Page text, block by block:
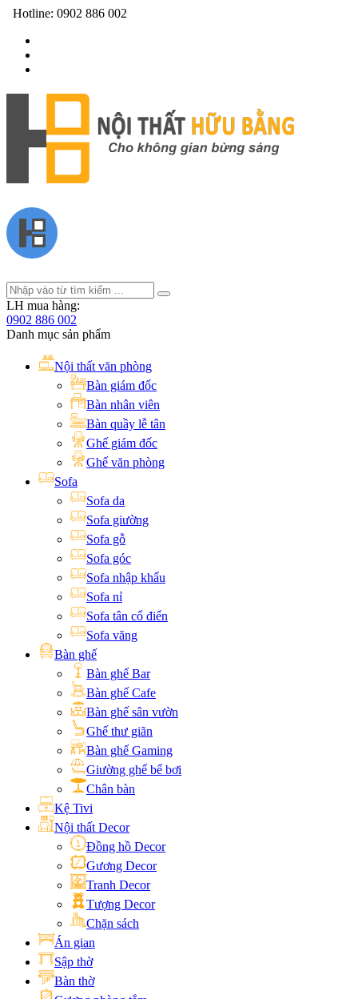
Hotline: 0902 886 002
LH mua hàng:
0902 886 002
Danh mục sản phẩm
Nội thất văn phòng
Bàn giám đốc
Bàn nhân viên
Bàn quầy lễ tân
Ghế giám đốc
Ghế văn phòng
Sofa
Sofa da
Sofa giường
Sofa gỗ
Sofa góc
Sofa nhập khẩu
Sofa nỉ
Sofa tân cổ điển
Sofa văng
Bàn ghế
Bàn ghế Bar
Bàn ghế Cafe
Bàn ghế sân vườn
Ghế thư giãn
Bàn ghế Gaming
Giường ghế bể bơi
Chân bàn
Kệ Tivi
Nội thất Decor
Đồng hồ Decor
Gương Decor
Tranh Decor
Tượng Decor
Chặn sách
Án gian
Sập thờ
Bàn thờ